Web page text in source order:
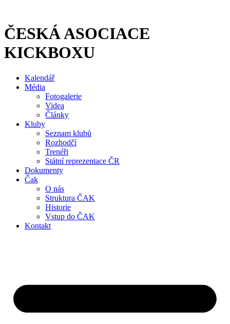
obsahu
ČESKÁ ASOCIACE
KICKBOXU
Kalendář
Média
Fotogalerie
Videa
Články
Kluby
Seznam klubů
Rozhodčí
Trenéři
Státní reprezentace ČR
Dokumenty
Čak
O nás
Struktura ČAK
Historie
Vstup do ČAK
Kontakt